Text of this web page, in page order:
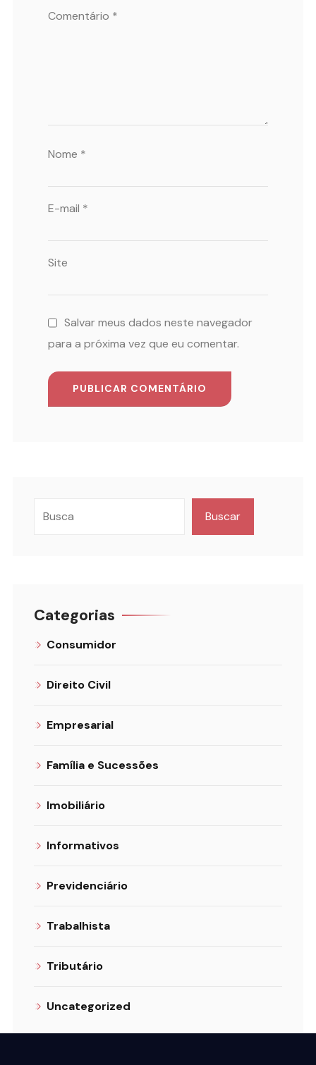
Comentário *
Nome *
E-mail *
Site
Salvar meus dados neste navegador
para a próxima vez que eu comentar.
Buscar
Categorias
Consumidor
Direito Civil
Empresarial
Família e Sucessões
Imobiliário
Informativos
Previdenciário
Trabalhista
Tributário
Uncategorized